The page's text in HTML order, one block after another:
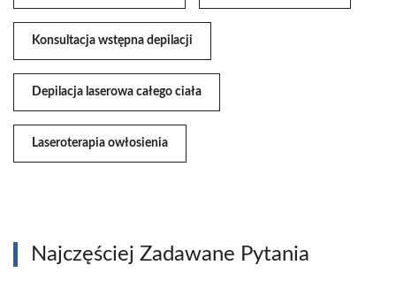
Konsultacja wstępna depilacji
Depilacja laserowa całego ciała
Laseroterapia owłosienia
Najczęściej Zadawane Pytania